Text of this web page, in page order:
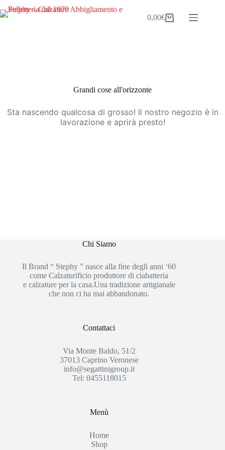
al
Carrello
0,00€
Grandi cose all'orizzonte
Sta nascendo qualcosa di grosso! Il nostro negozio è in
lavorazione e aprirà presto!
Chi Siamo
Il Brand “ Stephy ” nasce alla fine degli anni ‘60
come Calzaturificio produttore di ciabatteria
e calzature per la casa.Una tradizione artigianale
che non ci ha mai abbandonato.
Contattaci
Via Monte Baldo, 51/2
37013 Caprino Veronese
info@segattinigroup.it
Tel: 0455118015
Menù
Home
Shop